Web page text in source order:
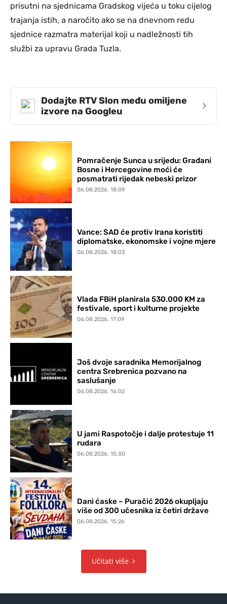
prisutni na sjednicama Gradskog vijeća u toku cijelog
trajanja istih, a naročito ako se na dnevnom redu
sjednice razmatra materijal koji u nadležnosti tih
službi za upravu Grada Tuzla.
Dodajte RTV Slon među omiljene
izvore na Googleu
›
Pomračenje Sunca u srijedu: Građani
Bosne i Hercegovine moći će
posmatrati rijedak nebeski prizor
06.08.2026. 18:09
Vance: SAD će protiv Irana koristiti
diplomatske, ekonomske i vojne mjere
06.08.2026. 18:03
Vlada FBiH planirala 530.000 KM za
festivale, sport i kulturne projekte
06.08.2026. 17:09
Još dvoje saradnika Memorijalnog
centra Srebrenica pozvano na
saslušanje
06.08.2026. 16:02
U jami Raspotočje i dalje protestuje 11
rudara
06.08.2026. 15:30
Dani ćaske – Puračić 2026 okupljaju
više od 300 učesnika iz četiri države
06.08.2026. 15:26
Učitati više